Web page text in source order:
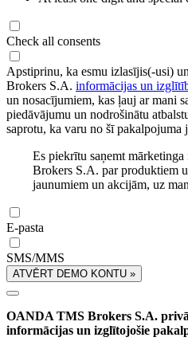
Check all consents
Apstiprinu, ka esmu izlasījis(-usi)
Brokers S.A. informācijas un
un nosacījumiem, kas ļauj ar mani
piedāvājumu un nodrošinātu
saprotu, ka varu no šī pakalpojuma
Es piekrītu saņemt
Brokers S.A. par produktiem
jaunumiem un akcijām, uz
E-pasta
SMS/MMS
ATVĒRT DEMO KONTU »
OANDA TMS Brokers S.A.
informācijas un izglītojošie